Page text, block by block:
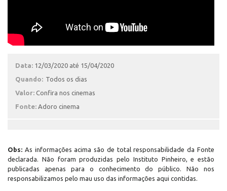
Data: 12/03/2020 até 15/04/2020
Quando: Todos os dias
Valor: Confira nos cinemas
Fonte: Adoro cinema
Obs: As informações acima são de total responsabilidade da Fonte
declarada. Não foram produzidas pelo Instituto Pinheiro, e estão
publicadas apenas para o conhecimento do público. Não nos
responsabilizamos pelo mau uso das informações aqui contidas.